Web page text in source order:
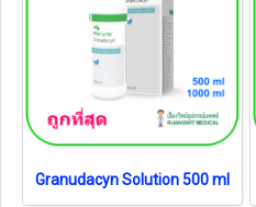
Granudacyn Solution 500 ml